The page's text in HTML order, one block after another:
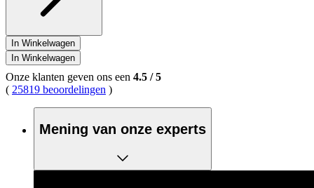
In Winkelwagen
In Winkelwagen
Onze klanten geven ons een 4.5 /5
( 25819 beoordelingen )
Mening van onze experts